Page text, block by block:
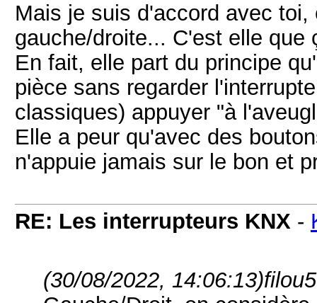
Mais je suis d'accord avec
gauche/droite... C'est elle que
En fait, elle part du principe
pièce sans regarder
classiques) appuyer "à
Elle a peur qu'avec des
n'appuie jamais sur le bon et
RE: Les interrupteurs KNX -
(30/08/2022, 14:06:13)